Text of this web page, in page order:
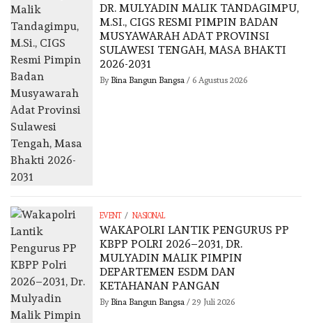
DR. MULYADIN MALIK TANDAGIMPU,
M.SI., CIGS RESMI PIMPIN BADAN
MUSYAWARAH ADAT PROVINSI
SULAWESI TENGAH, MASA BHAKTI
2026-2031
By Bina Bangun Bangsa / 6 Agustus 2026
EVENT / NASIONAL
WAKAPOLRI LANTIK PENGURUS PP
KBPP POLRI 2026–2031, DR.
MULYADIN MALIK PIMPIN
DEPARTEMEN ESDM DAN
KETAHANAN PANGAN
By Bina Bangun Bangsa / 29 Juli 2026